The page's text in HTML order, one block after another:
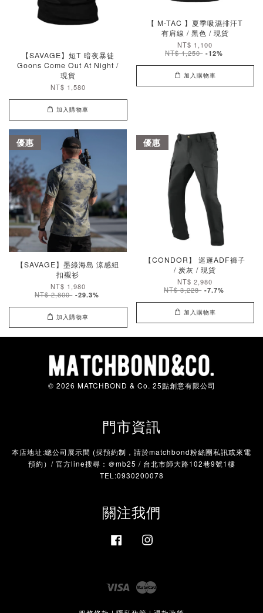
【SAVAGE】短T 暗夜暴徒
Goons Come Out At Night /
現貨
NT$ 1,580
加入購物車
【 M-TAC 】夏季吸濕排汗T
有肩線 / 黑色 / 現貨
NT$ 1,100
NT$ 1,250 -12%
加入購物車
優惠
【SAVAGE】墨綠海島 涼感紐
扣襯衫
NT$ 1,980
NT$ 2,800 -29.3%
加入購物車
優惠
【CONDOR】 巡邏ADF褲子
/ 炭灰 / 現貨
NT$ 2,980
NT$ 3,228 -7.7%
加入購物車
© 2026 MATCHBOND & Co. 25點創意有限公司
門市資訊
本店地址:總公司展示間 (採預約制，請於matchbond粉絲團私訊或來電
預約）/ 官方line搜尋：＠mb25 / 台北市師大路102巷9號1樓
TEL:0930200078
關注我們
Facebook
Visa